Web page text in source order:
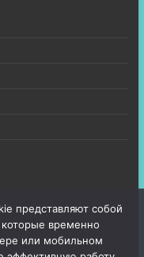
представляют собой
временно
или мобильном